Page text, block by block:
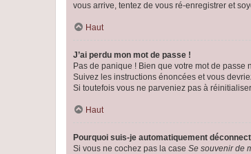
vous arrive, tentez de vous ré-enregistrer et
Haut
J’ai perdu mon mot de passe !
Pas de panique ! Bien que votre mot de
Suivez les instructions énoncées et vous
Si toutefois vous ne parveniez pas à
Haut
Pourquoi suis-je automatiquement
Si vous ne cochez pas la case Se souvenir de